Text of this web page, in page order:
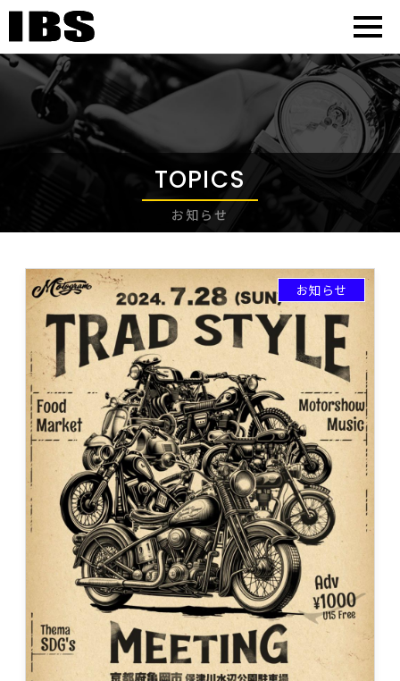
TOPICS
お知らせ
お知らせ